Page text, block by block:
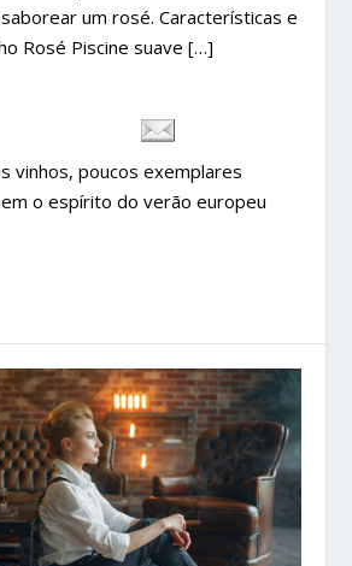
um rosé. Características e
Rosé Piscine suave […]
vinhos, poucos exemplares
o espírito do verão europeu